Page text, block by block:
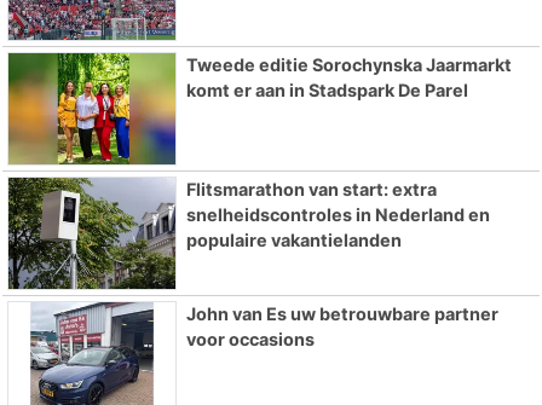
Tweede editie Sorochynska Jaarmarkt
komt er aan in Stadspark De Parel
Flitsmarathon van start: extra
snelheidscontroles in Nederland en
populaire vakantielanden
John van Es uw betrouwbare partner
voor occasions